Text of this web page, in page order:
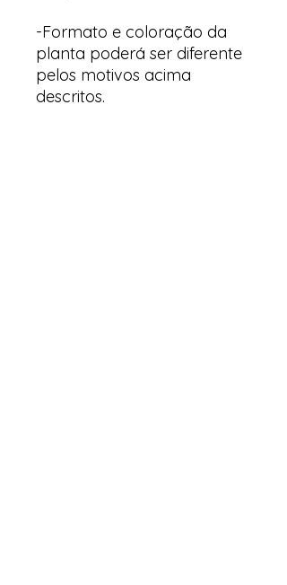
-Formato e coloração da
planta poderá ser diferente
pelos motivos acima
descritos.